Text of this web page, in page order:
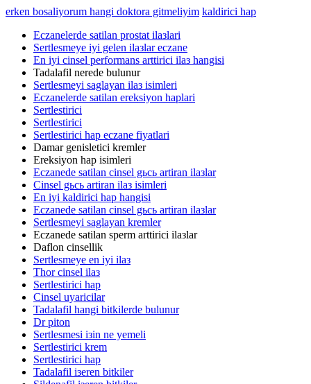
erken bosaliyorum hangi doktora gitmeliyim kaldirici hap
Eczanelerde satilan prostat ilaзlari
Sertlesmeye iyi gelen ilaзlar eczane
En iyi cinsel performans arttirici ilaз hangisi
Tadalafil nerede bulunur
Sertlesmeyi saglayan ilaз isimleri
Eczanelerde satilan ereksiyon haplari
Sertlestirici
Sertlestirici
Sertlestirici hap eczane fiyatlari
Damar genisletici kremler
Ereksiyon hap isimleri
Eczanede satilan cinsel gьcь artiran ilaзlar
Cinsel gьcь artiran ilaз isimleri
En iyi kaldirici hap hangisi
Eczanede satilan cinsel gьcь artiran ilaзlar
Sertlesmeyi saglayan kremler
Eczanede satilan sperm arttirici ilaзlar
Daflon cinsellik
Sertlesmeye en iyi ilaз
Thor cinsel ilaз
Sertlestirici hap
Cinsel uyaricilar
Tadalafil hangi bitkilerde bulunur
Dr piton
Sertlesmesi iзin ne yemeli
Sertlestirici krem
Sertlestirici hap
Tadalafil iзeren bitkiler